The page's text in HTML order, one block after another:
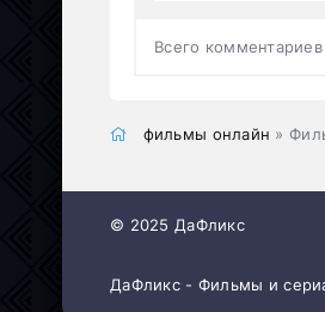
Всего
фильмы онлайн »
© 2025 ДаФликс
ДаФликс - Фильмы и